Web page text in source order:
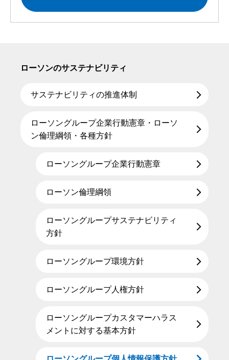
ローソンのサステナビリティ
サステナビリティの推進体制
ローソングループ企業行動憲章・ローソ
ン倫理綱領・各種方針
ローソングループ企業行動憲章
ローソン倫理綱領
ローソングループサステナビリティ
方針
ローソングループ環境方針
ローソングループ人権方針
ローソングループカスタマーハラス
メントに対する基本方針